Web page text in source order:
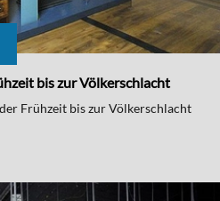
bis zur Völkerschlacht
Frühzeit bis zur Völkerschlacht